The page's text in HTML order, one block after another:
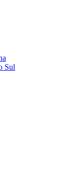
Sul